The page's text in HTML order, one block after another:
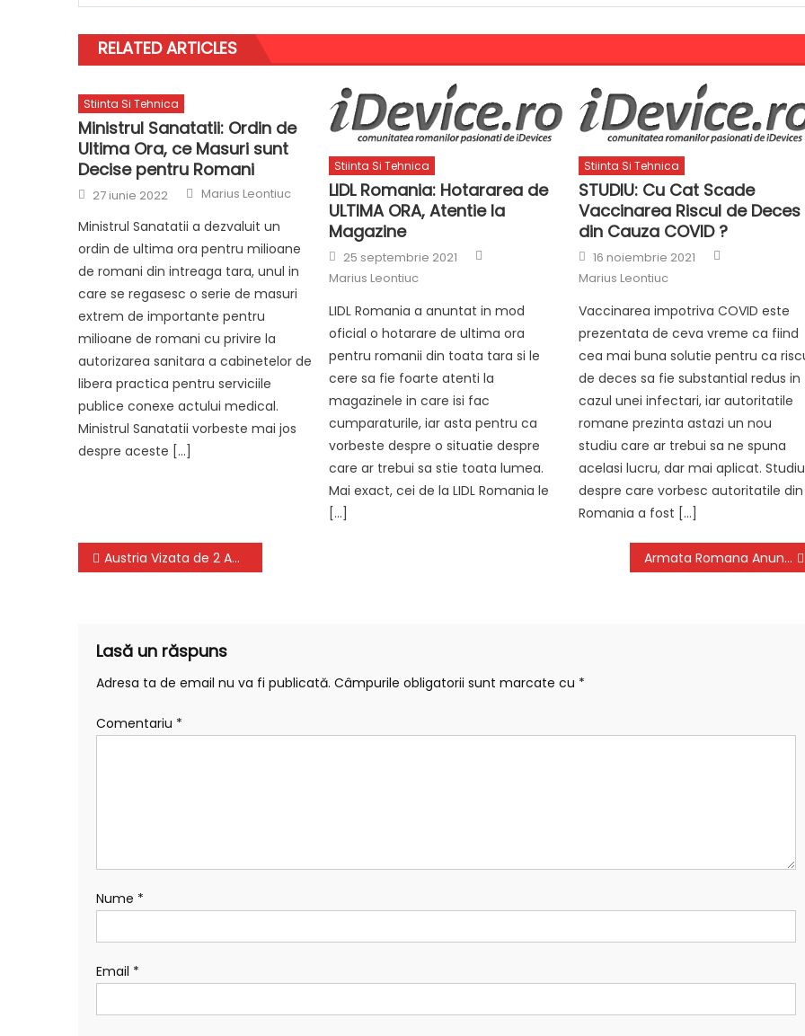
RELATED ARTICLES
Stiinta Si Tehnica
Ministrul Sanatatii: Ordin de
Ultima Ora, ce Masuri sunt
Decise pentru Romani
Posted
on
27 iunie 2022 Author
Marius Leontiuc
Ministrul Sanatatii a dezvaluit un
ordin de ultima ora pentru milioane
de romani din intreaga tara, unul in
care se regasesc o serie de masuri
extrem de importante pentru
milioane de romani cu privire la
autorizarea sanitara a cabinetelor de
libera practica pentru serviciile
publice conexe actului medical.
Ministrul Sanatatii vorbeste mai jos
despre aceste […]
Stiinta Si Tehnica
LIDL Romania: Hotararea de
ULTIMA ORA, Atentie la
Magazine
Posted
on
25 septembrie 2021
Marius Leontiuc
LIDL Romania a anuntat in mod
oficial o hotarare de ultima ora
pentru romanii din toata tara si le
cere sa fie foarte atenti la
magazinele in care isi fac
cumparaturile, iar asta pentru ca
vorbeste despre o situatie despre
care ar trebui sa stie toata lumea.
Mai exact, cei de la LIDL Romania le
[…]
Stiinta Si Tehnica
STUDIU: Cu Cat Scade
Vaccinarea Riscul de Deces
din Cauza COVID ?
Posted
on
16 noiembrie 2021
Marius Leontiuc
Vaccinarea impotriva COVID este
prezentata de ceva vreme ca fiind
cea mai buna solutie pentru ca
de deces sa fie substantial redus in
cazul unei infectari, iar autoritatile
romane prezinta astazi un nou
studiu care ar trebui sa ne spuna
acelasi lucru, dar mai aplicat.
despre care vorbesc autoritatile din
Romania a fost […]
Navigare
Austria Vizata de 2 Anunturi Oficiale CRITICE ale UE privind Spatiul Schengen, Romania Armata Romana Anunta Multiple Exercitii ale Militarilor Romani
Lasă un răspuns
Adresa ta de email nu va fi publicată. Câmpurile obligatorii sunt marcate cu *
Comentariu *
Nume *
Email *